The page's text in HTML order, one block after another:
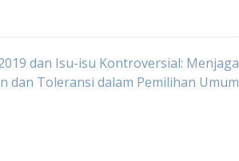
dan Isu-isu Kontroversial: Menjaga
dan Toleransi dalam Pemilihan Umum